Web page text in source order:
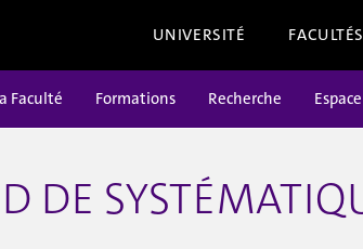
UNIVERSITÉ FACULTÉS
Faculté Formations Recherche
DE